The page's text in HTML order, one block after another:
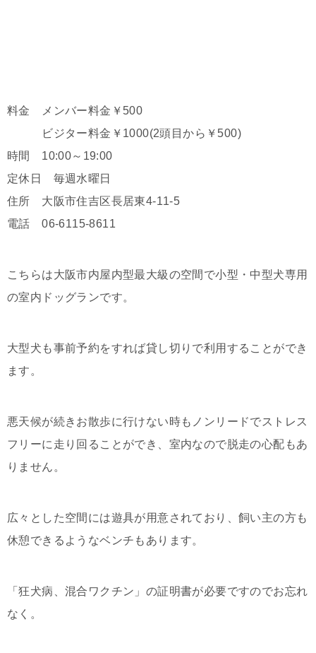
料金 メンバー料金￥500
ビジター料金￥1000(2頭目から￥500)
時間 10:00～19:00
定休日 毎週水曜日
住所 大阪市住吉区長居東4-11-5
電話 06-6115-8611
こちらは大阪市内屋内型最大級の空間で小型・中型犬専用
の室内ドッグランです。
大型犬も事前予約をすれば貸し切りで利用することができ
ます。
悪天候が続きお散歩に行けない時もノンリードでストレス
フリーに走り回ることができ、室内なので脱走の心配もあ
りません。
広々とした空間には遊具が用意されており、飼い主の方も
休憩できるようなベンチもあります。
「狂犬病、混合ワクチン」の証明書が必要ですのでお忘れ
なく。